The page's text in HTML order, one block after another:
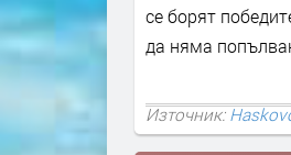
се борят
да няма
Източник: